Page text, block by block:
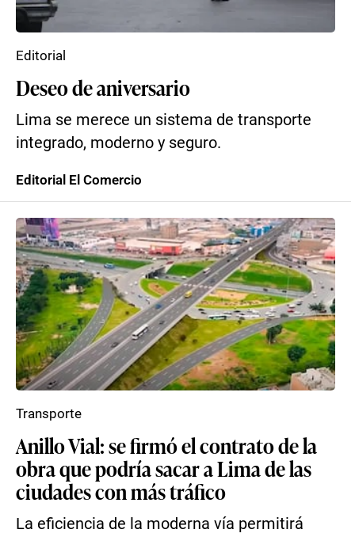
Deseo de aniversario
Lima se merece un sistema de transporte
integrado, moderno y seguro.
Editorial
Editorial El Comercio
Anillo Vial: se firmó el contrato de la
obra que podría sacar a Lima de las
ciudades con más tráfico
La eficiencia de la moderna vía permitirá
Transporte